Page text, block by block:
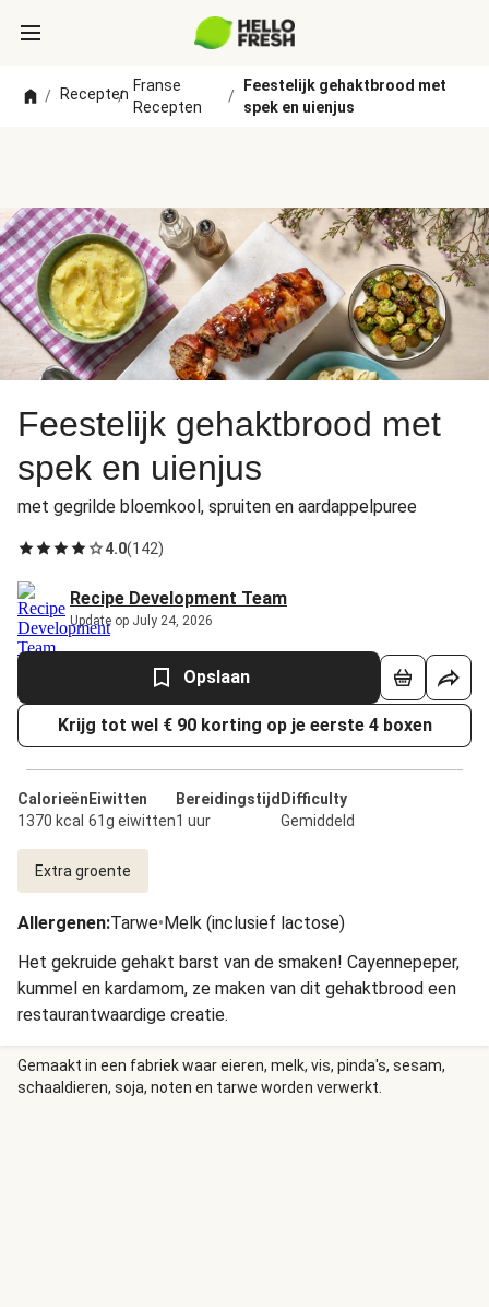
/ Recepten
/
Franse
Recepten
/
Feestelijk gehaktbrood met
spek en uienjus
Feestelijk gehaktbrood met
spek en uienjus
met gegrilde bloemkool, spruiten en aardappelpuree
4.0(142)
Recipe Development Team
Update op July 24, 2026
Opslaan
Krijg tot wel € 90 korting op je eerste 4 boxen
Calorieën
1370 kcal
Eiwitten
61g eiwitten
Bereidingstijd
1 uur
Difficulty
Gemiddeld
Extra groente
Allergenen:Tarwe•Melk (inclusief lactose)
Het gekruide gehakt barst van de smaken! Cayennepeper,
kummel en kardamom, ze maken van dit gehaktbrood een
restaurantwaardige creatie.
Gemaakt in een fabriek waar eieren, melk, vis, pinda's, sesam,
schaaldieren, soja, noten en tarwe worden verwerkt.